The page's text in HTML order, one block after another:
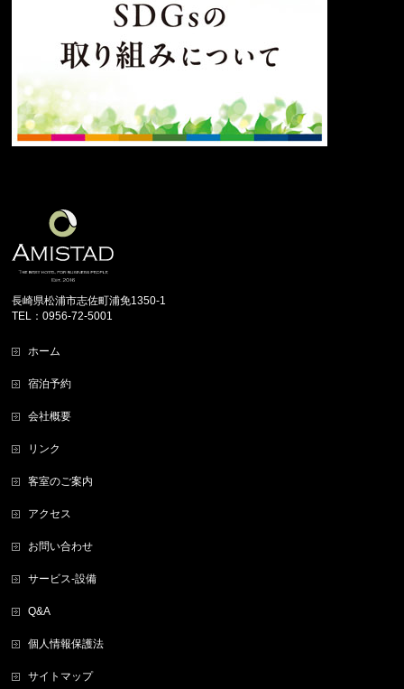
長崎県松浦市志佐町浦免1350-1
TEL：0956-72-5001
ホーム
宿泊予約
会社概要
リンク
客室のご案内
アクセス
お問い合わせ
サービス-設備
Q&A
個人情報保護法
サイトマップ